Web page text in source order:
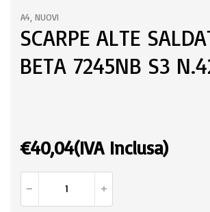
A4 NUOVI
SCARPE ALTE
BETA 7245NB S3
€40,04(IVA Inclusa)